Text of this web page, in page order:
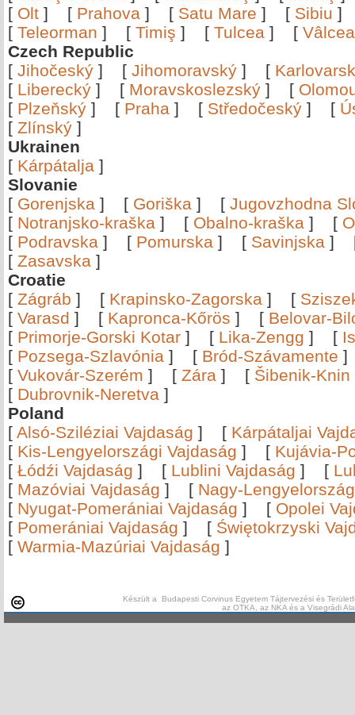
[ Olt ] [ Prahova ] [ Satu Mare ] [ Sibiu
[ Teleorman ] [ Timiş ] [ Tulcea ] [
Czech Republic
[ Jihočeský ] [ Jihomoravský ] [
[ Liberecký ] [ Moravskoslezský ] [
[ Plzeňský ] [ Praha ] [ Středočeský ] [
[ Zlínský ]
Ukrainen
[ Kárpátalja ]
Slovanie
[ Gorenjska ] [ Goriška ] [ Jugovzhodna
[ Notranjsko-kraška ] [ Obalno-kraška ] [
[ Podravska ] [ Pomurska ] [ Savinjska ]
[ Zasavska ]
Croatie
[ Zágráb ] [ Krapinsko-Zagorska ] [
[ Varasd ] [ Kapronca-Kőrös ] [ Belovar-
[ Primorje-Gorski Kotar ] [ Lika-Zengg ] [
[ Pozsega-Szlavónia ] [ Bród-Szávamente
[ Vukovár-Szerém ] [ Zára ] [ Šibenik-Knin
[ Dubrovnik-Neretva ]
Poland
[ Alsó-Sziléziai Vajdaság ] [ Kárpátaljai
[ Kis-Lengyelországi Vajdaság ] [ Kujávia-
[ Łódźi Vajdaság ] [ Lublini Vajdaság ] [
[ Mazóviai Vajdaság ] [ Nagy-
[ Nyugat-Pomerániai Vajdaság ] [ Opolei
[ Pomerániai Vajdaság ] [ Świętokrzyski
[ Warmia-Mazúriai Vajdaság ]
Készült a Budapesti Corvinus Egyetem Tájtervezési és
az OTKA, az NKA és a Visegrádi